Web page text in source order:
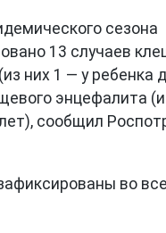
сезона
13 случаев
них 1 — у ребенка
энцефалита
сообщил
во